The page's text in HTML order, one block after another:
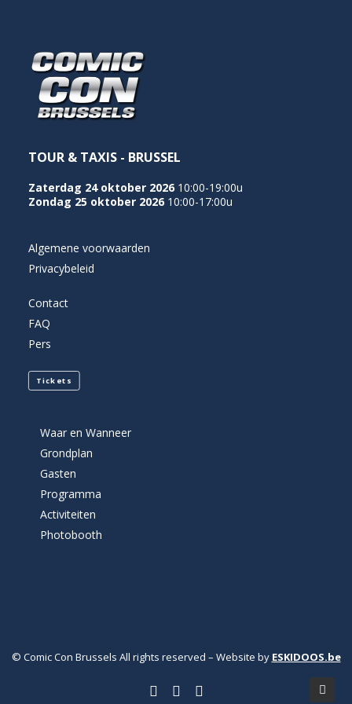
TOUR & TAXIS - BRUSSEL
Zaterdag 24 oktober 2026 10:00-19:00u
Zondag 25 oktober 2026 10:00-17:00u
Algemene voorwaarden
Privacybeleid
Contact
FAQ
Pers
Tickets
Waar en Wanneer
Grondplan
Gasten
Programma
Activiteiten
Photobooth
© Comic Con Brussels All rights reserved – Website by ESKIDOOS.be